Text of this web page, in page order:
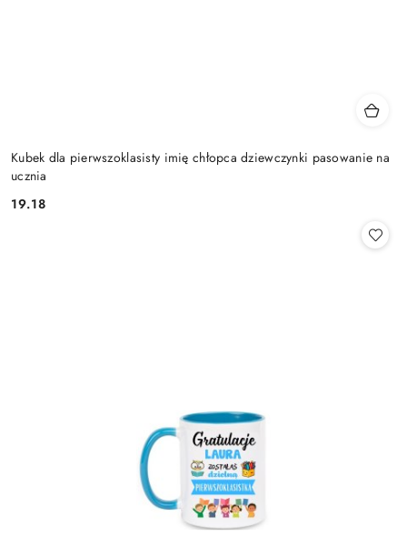
Kubek dla pierwszoklasisty imię chłopca dziewczynki pasowanie na
ucznia
Cena:
19.18